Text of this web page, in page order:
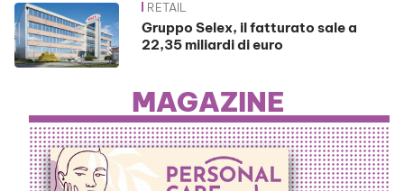
News RETAIL
Gruppo Selex, il fatturato sale a
22,35 miliardi di euro
MAGAZINE